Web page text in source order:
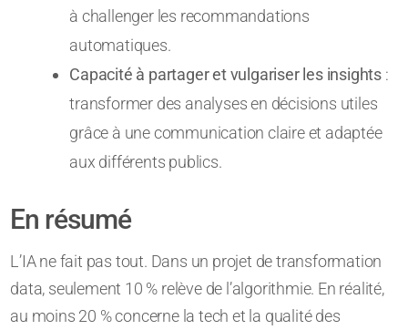
à challenger les recommandations
automatiques.
Capacité à partager et vulgariser les insights :
transformer des analyses en décisions utiles
grâce à une communication claire et adaptée
aux différents publics.
En résumé
L’IA ne fait pas tout. Dans un projet de transformation
data, seulement 10 % relève de l’algorithmie. En réalité,
au moins 20 % concerne la tech et la qualité des